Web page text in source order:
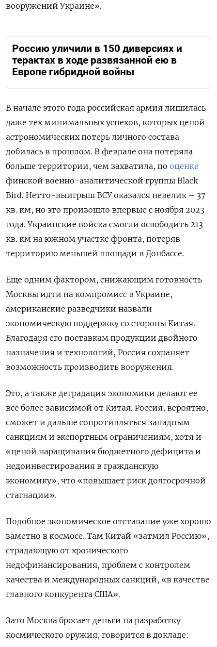
вооружений Украине».
Россию уличили в 150 диверсиях и
терактах в ходе развязанной ею в
Европе гибридной войны
В начале этого года российская армия лишилась
даже тех минимальных успехов, которых ценой
астрономических потерь личного состава
добилась в прошлом. В феврале она потеряла
больше территории, чем захватила, по оценке
финской военно-аналитической группы Black
Bird. Нетто-выигрыш ВСУ оказался невелик – 37
кв. км, но это произошло впервые с ноября 2023
года. Украинские войска смогли освободить 213
кв. км на южном участке фронта, потеряв
территорию меньшей площади в Донбассе.
Еще одним фактором, снижающим готовность
Москвы идти на компромисс в Украине,
американские разведчики назвали
экономическую поддержку со стороны Китая.
Благодаря его поставкам продукции двойного
назначения и технологий, Россия сохраняет
возможность производить вооружения.
Это, а также деградация экономики делают ее
все более зависимой от Китая. Россия, вероятно,
сможет и дальше сопротивляться западным
санкциям и экспортным ограничениям, хотя и
«ценой наращивания бюджетного дефицита и
недоинвестирования в гражданскую
экономику», что «повышает риск долгосрочной
стагнации».
Подобное экономическое отставание уже хорошо
заметно в космосе. Там Китай «затмил Россию»,
страдающую от хронического
недофинансирования, проблем с контролем
качества и международных санкций, «в качестве
главного конкурента США».
Зато Москва бросает деньги на разработку
космического оружия, говорится в докладе: